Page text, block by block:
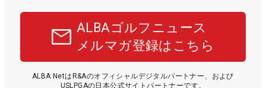
ALBAゴルフニュース
メルマガ登録はこちら
ALBA NetはR&Aのオフィシャルデジタルパートナー、および
USLPGAの日本公式サイトパートナーです。